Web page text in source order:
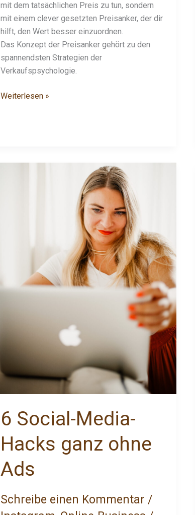
mit dem tatsächlichen Preis zu tun, sondern
mit einem clever gesetzten Preisanker, der dir
hilft, den Wert besser einzuordnen.
Das Konzept der Preisanker gehört zu den
spannendsten Strategien der
Verkaufspsychologie.
Weiterlesen »
6 Social-Media-
Hacks ganz ohne
Ads
Schreibe einen Kommentar /